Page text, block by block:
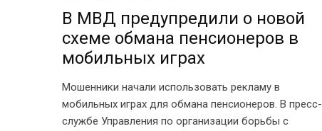
В МВД предупредили о новой
схеме обмана пенсионеров в
мобильных играх
Мошенники начали использовать рекламу в
мобильных играх для обмана пенсионеров. В пресс-
службе Управления по организации борьбы с